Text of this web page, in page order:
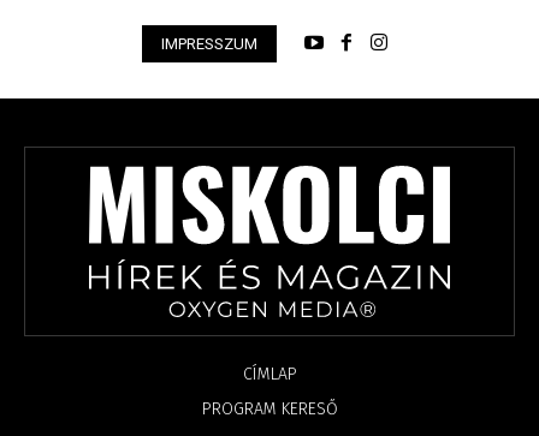
IMPRESSZUM
CÍMLAP
PROGRAM KERESŐ